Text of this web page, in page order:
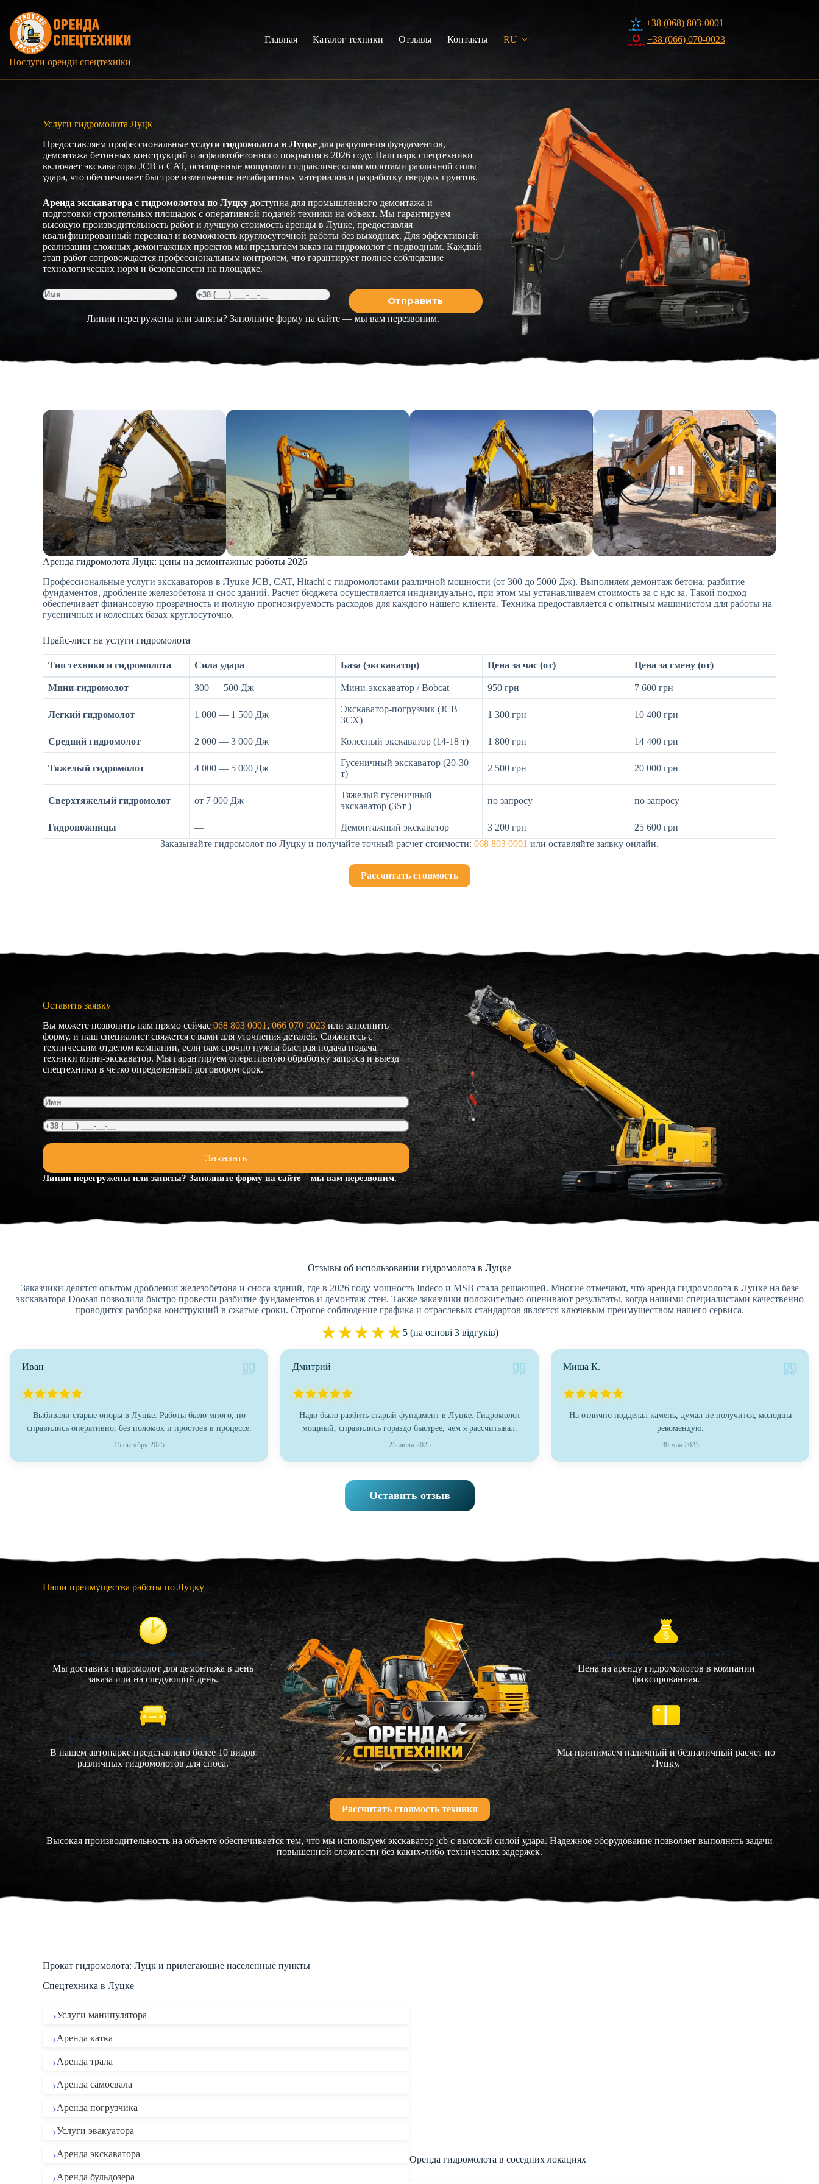
сути
Послуги оренди спецтехніки
Главная Каталог техники Отзывы Контакты RU
+38 (068) 803-0001
+38 (066) 070-0023
Услуги гидромолота Луцк
Предоставляем профессиональные услуги гидромолота в Луцке для разрушения фундаментов,
демонтажа бетонных конструкций и асфальтобетонного покрытия в 2026 году. Наш парк спецтехники
включает экскаваторы JCB и CAT, оснащенные мощными гидравлическими молотами различной силы
удара, что обеспечивает быстрое измельчение негабаритных материалов и разработку твердых грунтов.
Аренда экскаватора с гидромолотом по Луцку доступна для промышленного демонтажа и
подготовки строительных площадок с оперативной подачей техники на объект. Мы гарантируем
высокую производительность работ и лучшую стоимость аренды в Луцке, предоставляя
квалифицированный персонал и возможность круглосуточной работы без выходных. Для эффективной
реализации сложных демонтажных проектов мы предлагаем заказ на гидромолот с подводным. Каждый
этап работ сопровождается профессиональным контролем, что гарантирует полное соблюдение
технологических норм и безопасности на площадке.
Линии перегружены или заняты? Заполните форму на сайте — мы вам перезвоним.
Аренда гидромолота Луцк: цены на демонтажные работы 2026
Профессиональные услуги экскаваторов в Луцке JCB, CAT, Hitachi с гидромолотами различной мощности (от 300 до 5000 Дж). Выполняем демонтаж бетона, разбитие
фундаментов, дробление железобетона и снос зданий. Расчет бюджета осуществляется индивидуально, при этом мы устанавливаем стоимость за с ндс за. Такой подход
обеспечивает финансовую прозрачность и полную прогнозируемость расходов для каждого нашего клиента. Техника предоставляется с опытным машинистом для работы на
гусеничных и колесных базах круглосуточно.
Прайс-лист на услуги гидромолота
Тип техники и гидромолота Сила удара База (экскаватор) Цена за час (от) Цена за смену (от)
Мини-гидромолот 300 — 500 Дж Мини-экскаватор / Bobcat 950 грн 7 600 грн
Легкий гидромолот 1 000 — 1 500 Дж
Экскаватор-погрузчик (JCB
3CX)
1 300 грн 10 400 грн
Средний гидромолот 2 000 — 3 000 Дж Колесный экскаватор (14-18 т) 1 800 грн 14 400 грн
Тяжелый гидромолот 4 000 — 5 000 Дж
Гусеничный экскаватор (20-30
т)
2 500 грн 20 000 грн
Сверхтяжелый гидромолот от 7 000 Дж
Тяжелый гусеничный
экскаватор (35т )
по запросу по запросу
Гидроножницы — Демонтажный экскаватор 3 200 грн
25 600 грн
Заказывайте гидромолот по Луцку и получайте точный расчет стоимости: 068 803 0001 или оставляйте заявку онлайн.
Рассчитать стоимость
Оставить заявку
Вы можете позвонить нам прямо сейчас068 803 0001, 066 070 0023или заполнить
форму, и наш специалист свяжется с вами для уточнения деталей. Свяжитесь с
техническим отделом компании, если вам срочно нужна быстрая подача подача
техники мини-экскаватор. Мы гарантируем оперативную обработку запроса и выезд
спецтехники в четко определенный договором срок.
Линии перегружены или заняты? Заполните форму на сайте – мы вам перезвоним.
Отзывы об использовании гидромолота в Луцке
Заказчики делятся опытом дробления железобетона и сноса зданий, где в 2026 году мощность Indeco и MSB стала решающей. Многие отмечают, что аренда гидромолота в Луцке на базе
экскаватора Doosan позволила быстро провести разбитие фундаментов и демонтаж стен. Также заказчики положительно оценивают результаты, когда нашими специалистами качественно
проводится разборка конструкций в сжатые сроки. Строгое соблюдение графика и отраслевых стандартов является ключевым преимуществом нашего сервиса.
★★★★★5 (на основі 3 відгуків)
Иван
Выбивали старые опоры в Луцке. Работы было много, но
справились оперативно, без поломок и простоев в процессе.
15 октября 2025
Дмитрий
Надо было разбить старый фундамент в Луцке. Гидромолот
мощный, справились гораздо быстрее, чем я рассчитывал.
25 июля 2025
Миша К.
На отлично подделал камень, думал не получится, молодцы
рекомендую.
30 мая 2025
Оставить отзыв
Наши преимущества работы по Луцку
Быстрая доставка экскаваторов с гидромолотом
Мы доставим гидромолот для демонтажа в день
заказа или на следующий день.
Большой выбор экскаваторов с молотом
В нашем автопарке представлено более 10 видов
различных гидромолотов для сноса.
Без дополнительных платежей
Цена на аренду гидромолотов в компании
фиксированная.
Безналичный расчет
Мы принимаем наличный и безналичный расчет по
Луцку.
Рассчитать стоимость техники
Высокая производительность на объекте обеспечивается тем, что мы используем экскаватор jcb с высокой силой удара. Надежное оборудование позволяет выполнять задачи
повышенной сложности без каких-либо технических задержек.
Прокат гидромолота: Луцк и прилегающие населенные пункты
Спецтехника в Луцке
Услуги манипулятора
Аренда катка
Аренда трала
Аренда самосвала
Аренда погрузчика
Услуги эвакуатора
Аренда экскаватора
Аренда бульдозера
Оренда гидромолота в соседних локациях